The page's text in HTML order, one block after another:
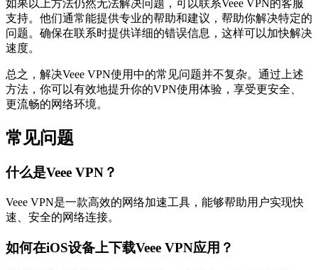
如果以上方法仍然无法解决问题，可以联系Veee VPN的客服
支持。他们通常能提供专业的帮助和建议，帮助你解决特定的
问题。确保在联系时提供详细的错误信息，这样可以加快解决
速度。
总之，解决Veee VPN使用中的常见问题并不复杂。通过上述
方法，你可以有效地提升你的VPN使用体验，享受更安全、
更流畅的网络环境。
常见问题
什么是Veee VPN？
Veee VPN是一款高效的网络加速工具，能够帮助用户实现快
速、安全的网络连接。
如何在iOS设备上下载Veee VPN应用？